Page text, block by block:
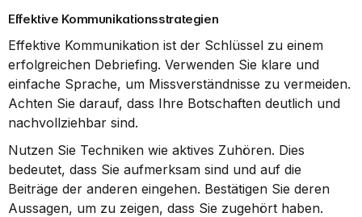
Effektive Kommunikationsstrategien
Effektive Kommunikation ist der Schlüssel zu einem
erfolgreichen Debriefing. Verwenden Sie klare und
einfache Sprache, um Missverständnisse zu vermeiden.
Achten Sie darauf, dass Ihre Botschaften deutlich und
nachvollziehbar sind.
Nutzen Sie Techniken wie aktives Zuhören. Dies
bedeutet, dass Sie aufmerksam sind und auf die
Beiträge der anderen eingehen. Bestätigen Sie deren
Aussagen, um zu zeigen, dass Sie zugehört haben.